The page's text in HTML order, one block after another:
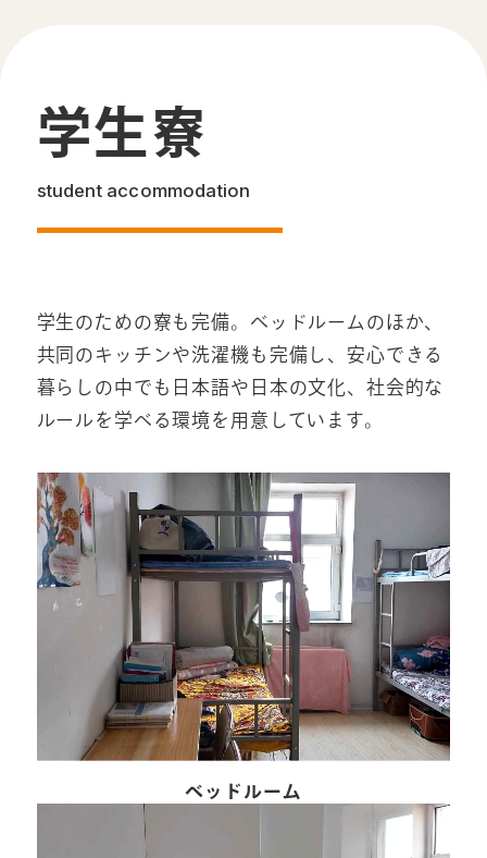
学生寮
student accommodation
学⽣のための寮も完備。ベッドルームのほか、
共同のキッチンや洗濯機も完備し、安心できる
暮らしの中でも日本語や日本の文化、社会的な
ルールを学べる環境を用意しています。
ベッドルーム